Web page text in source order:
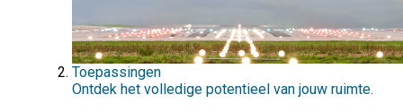
Toepassingen
Ontdek het volledige potentieel van jouw ruimte.